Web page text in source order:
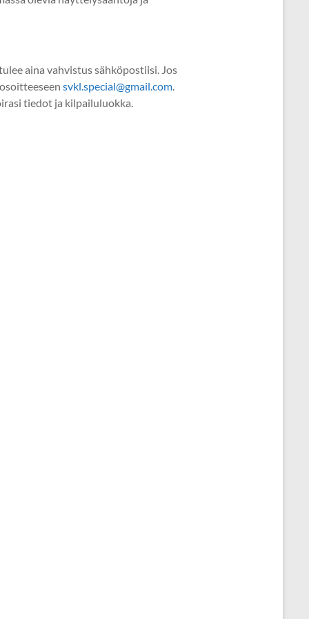
aina vahvistus sähköpostiisi. Jos
svkl.special@gmail.com.
tiedot ja kilpailuluokka.